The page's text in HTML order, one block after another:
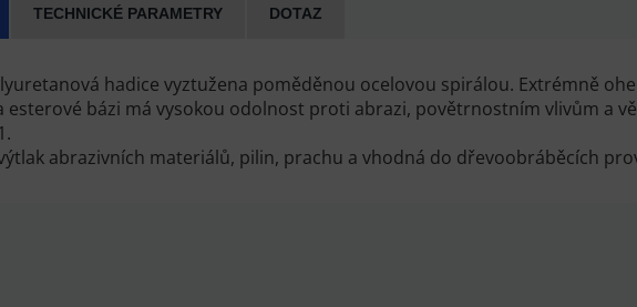
TECHNICKÉ PARAMETRY DOTAZ
hadice vyztužena poměděnou ocelovou spirálou. Extrémně
esterové bázi má vysokou odolnost proti abrazi, povětrnostním vlivům a
abrazivních materiálů, pilin, prachu a vhodná do dřevoobráběcích